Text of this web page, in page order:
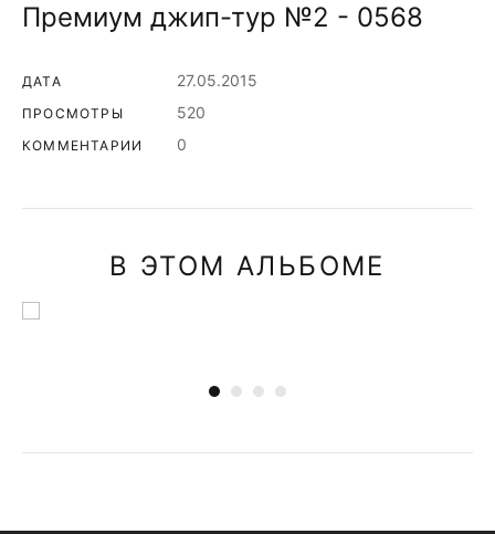
Премиум джип-тур №2 - 0568
ДАТА 27.05.2015
ПРОСМОТРЫ 520
КОММЕНТАРИИ 0
В ЭТОМ АЛЬБОМЕ